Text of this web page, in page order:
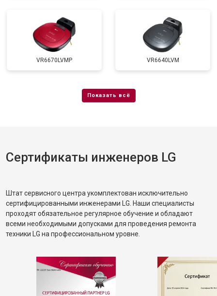
VR6670LVMP VR6640LVM
Сертификаты инженеров LG
Штат сервисного центра укомплектован исключительно
сертифицированными инженерами LG. Наши специалисты
проходят обязательное регулярное обучение и обладают
всеми необходимыми допусками для проведения ремонта
техники LG на профессиональном уровне.